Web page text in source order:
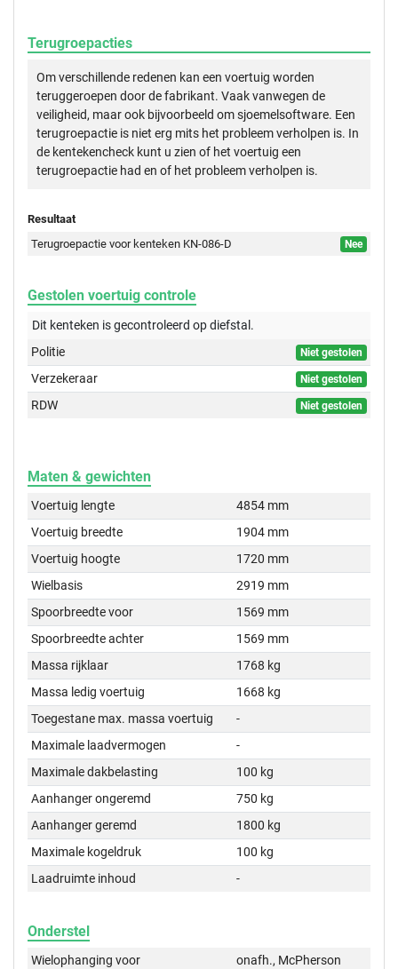
Terugroepacties
Om verschillende redenen kan een voertuig worden
teruggeroepen door de fabrikant. Vaak vanwegen de
veiligheid, maar ook bijvoorbeeld om sjoemelsoftware. Een
terugroepactie is niet erg mits het probleem verholpen is. In
de kentekencheck kunt u zien of het voertuig een
terugroepactie had en of het probleem verholpen is.
Resultaat
Terugroepactie voor kenteken KN-086-D
Nee
Gestolen voertuig controle
Dit kenteken is gecontroleerd opdiefstal.
Politie
Niet gestolen
Verzekeraar Niet gestolen
RDW Niet gestolen
Maten & gewichten
Voertuig lengte
4854 mm
Voertuig breedte
1904 mm
Voertuig hoogte
1720 mm
Wielbasis
2919 mm
Spoorbreedte voor
1569 mm
Spoorbreedte achter
1569 mm
Massa rijklaar
1768 kg
Massa ledig voertuig
1668 kg
Toegestane max. massa voertuig
-
Maximale laadvermogen
-
Maximale dakbelasting
100 kg
Aanhanger ongeremd
750 kg
Aanhanger geremd
1800 kg
Maximale kogeldruk
100 kg
Laadruimte inhoud
-
Onderstel
Wielophanging voor
onafh., McPherson